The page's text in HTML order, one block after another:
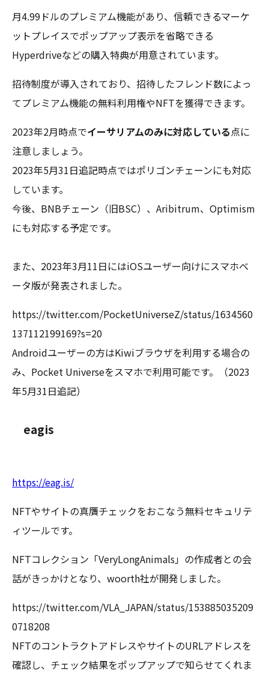
月4.99ドルのプレミアム機能があり、信頼できるマーケ
ットプレイスでポップアップ表示を省略できる
Hyperdriveなどの購入特典が用意されています。
招待制度が導入されており、招待したフレンド数によっ
てプレミアム機能の無料利用権やNFTを獲得できます。
2023年2月時点でイーサリアムのみに対応している点に
注意しましょう。
2023年5月31日追記時点ではポリゴンチェーンにも対応
しています。
今後、BNBチェーン（旧BSC）、Aribitrum、Optimism
にも対応する予定です。
また、2023年3月11日にはiOSユーザー向けにスマホベ
ータ版が発表されました。
https://twitter.com/PocketUniverseZ/status/1634560
137112199169?s=20
Androidユーザーの方はKiwiブラウザを利用する場合の
み、Pocket Universeをスマホで利用可能です。（2023
年5月31日追記）
eagis
https://eag.is/
NFTやサイトの真贋チェックをおこなう無料セキュリテ
ィツールです。
NFTコレクション「VeryLongAnimals」の作成者との会
話がきっかけとなり、woorth社が開発しました。
https://twitter.com/VLA_JAPAN/status/153885035209
0718208
NFTのコントラクトアドレスやサイトのURLアドレスを
確認し、チェック結果をポップアップで知らせてくれま